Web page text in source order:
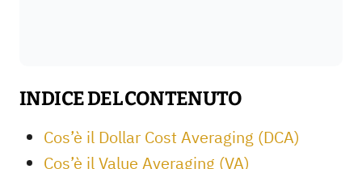
INDICE DEL CONTENUTO
Cos’è il Dollar Cost Averaging (DCA)
Cos’è il Value Averaging (VA)